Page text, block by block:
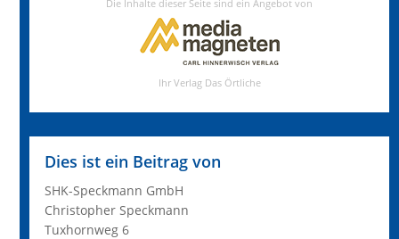
Dies ist ein Beitrag von
SHK-Speckmann GmbH
Christopher Speckmann
Tuxhornweg 6